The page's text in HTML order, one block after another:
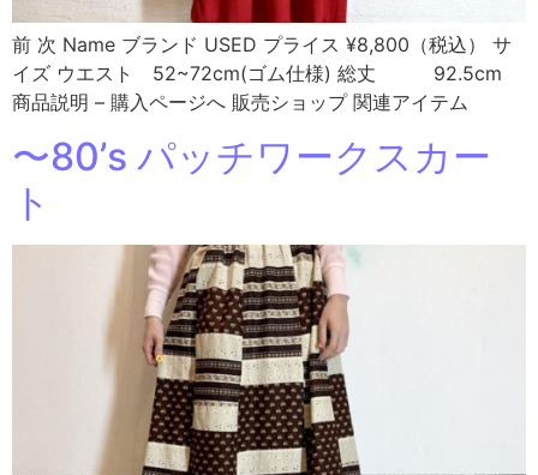
前 次 Name ブランド USED プライス ¥8,800（税込） サ
イズ ウエスト 52~72cm(ゴム仕様) 総丈 92.5cm
商品説明 – 購入ページへ 販売ショップ 関連アイテム
〜80’s パッチワークスカー
ト